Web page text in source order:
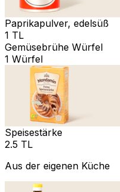
Paprikapulver, edelsüß
1 TL
Gemüsebrühe Würfel
1 Würfel
Speisestärke
2.5 TL
Aus der eigenen Küche